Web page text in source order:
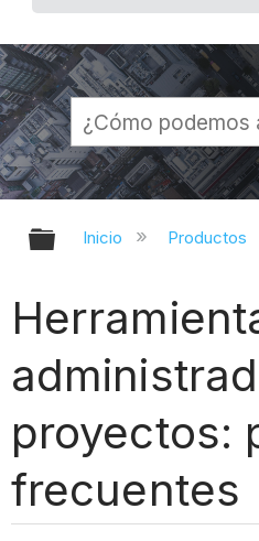
Expandir/
Inicio Productos
proyectos:
frecuentes